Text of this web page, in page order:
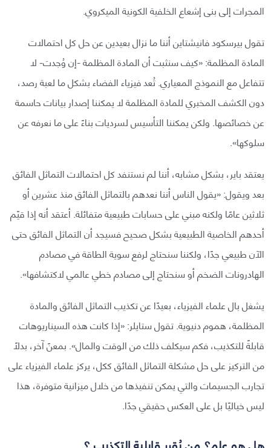
المجرات إلى بنى إشعاع الخلفية الكونية الميكروي.
تقول بيرسكود فانيشتاين أننا ما نزال بعيدين عن حل كل احتمالات
المادة المظلمة: «كيف سنثبت أن المادة المظلمة -إن وُجدت- لا
تتفاعل مع النموذج المعياري. تُعد فيزياء الفضاء بشكل ما لعبة رصد،
دون الكشف المخبري للمادة المظلمة لا يمكننا إصدار بيانات حاسمة
عن خصائصها. ولكن يمكننا التأسيس لسرديات بناءً على ما نعرفه عن
سلوكها».
يعتقد باير، بشكل مشابه، أننا لم نستنفد كل احتمالات التماثل الفائق
بعد ويقول: «يقول الناس أننا نعدهم بالتماثل الفائق منذ عشرين أو
ثلاثين عامًا ولكنه مبني على حسابات طبيعية متفائلة. أعتقد أنه إذا قيّم
أحدهم الخاصية الطبيعية بشكل صحيح فسيجد أن التماثل الفائق حتى
الآن طبيعي جدًا، ولكننا سنحتاج لرفع سوية الطاقة في مصادم
الهادرونات الضخم أو سنحتاج إلى مصادم خطي عالمي لاكتشافها».
يشغل بال علماء الفيزياء، بعيدًا عن تكذيب التماثل الفائق والمادة
المظلمة، هموم دنيوية. تقول ستايلر: «إذا كانت هذه السيناريوهات
قابلةً للتكذيب، فكم سيكلف ذلك من الوقت والمال». بمعنً آخر، بدلًا
من التركيز على حل مشكلة التماثل الفائق ككل، يركز علماء الفيزياء على
تجارب الجسيمات والتي يمكن تنفيذها من خلال ميزانية متوفرة، هذا
ليس خياليًا بل على العكس حقيقي جدًا.